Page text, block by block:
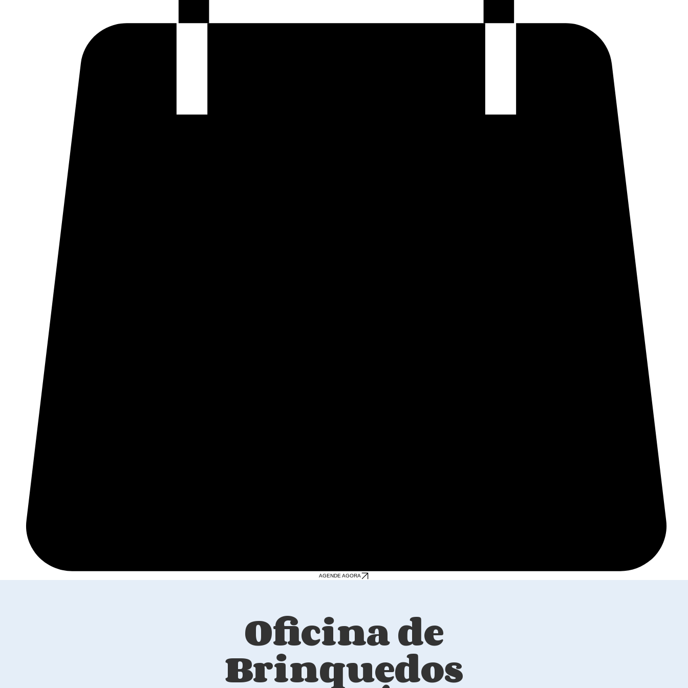
AGENDE AGORA